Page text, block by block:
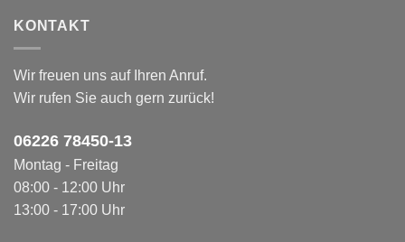
KONTAKT
Wir freuen uns auf Ihren Anruf.
Wir rufen Sie auch gern zurück!
06226 78450-13
Montag - Freitag
08:00 - 12:00 Uhr
13:00 - 17:00 Uhr